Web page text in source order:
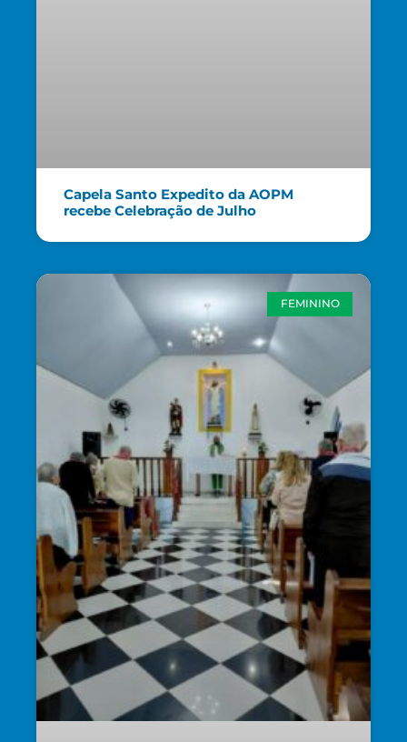
Capela Santo Expedito da AOPM
recebe Celebração de Julho
FEMININO